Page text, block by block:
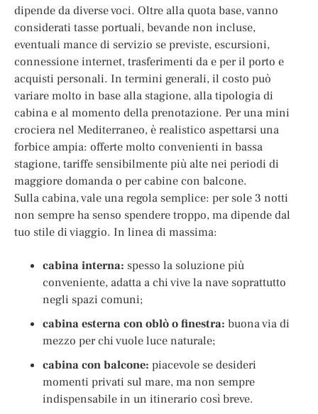
dipende da diverse voci. Oltre alla quota base, vanno
considerati tasse portuali, bevande non incluse,
eventuali mance di servizio se previste, escursioni,
connessione internet, trasferimenti da e per il porto e
acquisti personali. In termini generali, il costo può
variare molto in base alla stagione, alla tipologia di
cabina e al momento della prenotazione. Per una mini
crociera nel Mediterraneo, è realistico aspettarsi una
forbice ampia: offerte molto convenienti in bassa
stagione, tariffe sensibilmente più alte nei periodi di
maggiore domanda o per cabine con balcone.
Sulla cabina, vale una regola semplice: per sole 3 notti
non sempre ha senso spendere troppo, ma dipende dal
tuo stile di viaggio. In linea di massima:
cabina interna: spesso la soluzione più
conveniente, adatta a chi vive la nave soprattutto
negli spazi comuni;
cabina esterna con oblò o finestra: buona via di
mezzo per chi vuole luce naturale;
cabina con balcone: piacevole se desideri
momenti privati sul mare, ma non sempre
indispensabile in un itinerario così breve.